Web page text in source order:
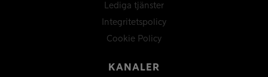
Lediga tjänster
Integritetspolicy
Cookie Policy
KANALER